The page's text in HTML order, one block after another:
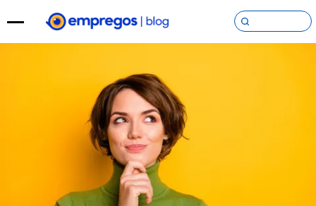
Pular para o conteúdo